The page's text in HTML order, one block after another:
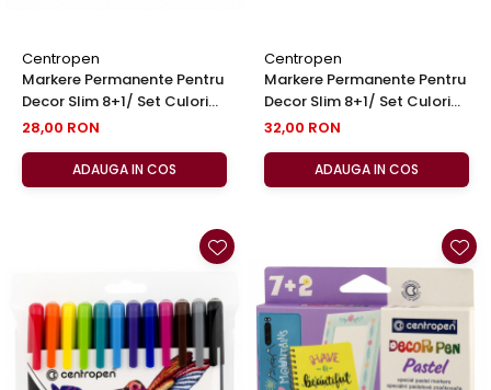
Panini
World Cup 2026
Papermate
Centropen
Markere Permanente Pentru
Decor Slim 8+1/ Set Culori
Metalice 2737Centropen
28,00 RON
ADAUGA IN COS
Centropen
Markere Permanente Pentru
Decor Slim 8+1/ Set Culori
2738 Centropen
32,00 RON
ADAUGA IN COS